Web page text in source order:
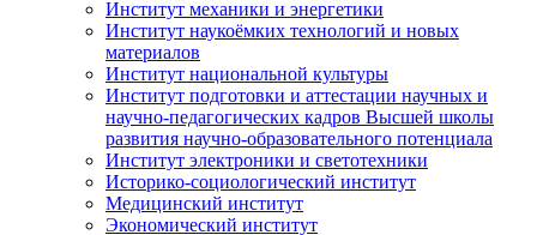
Институт механики и энергетики
Институт наукоёмких технологий и новых
материалов
Институт национальной культуры
Институт подготовки и аттестации научных и
научно-педагогических кадров Высшей школы
развития научно-образовательного потенциала
Институт электроники и светотехники
Историко-социологический институт
Медицинский институт
Экономический институт